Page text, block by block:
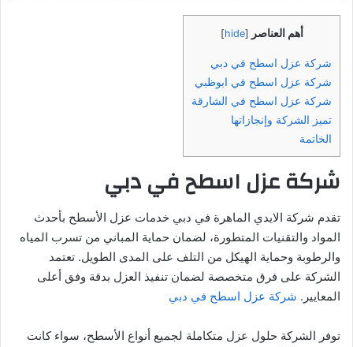
أهم العناصر [
hide
]
شركة عزل اسطح في دبي
شركة عزل اسطح في ابوظبي
شركة عزل اسطح في الشارقة
تميز الشركة وإنجازاتها
الخاتمة
شركة عزل اسطح في دبي
تقدم شركة الايدي الماهرة في دبي خدمات عزل الأسطح بأحدث
المواد والتقنيات المتطورة، لضمان حماية المباني من تسرب المياه
والرطوبة وحماية الهيكل من التلف على المدى الطويل. تعتمد
الشركة على فرق متخصصة لضمان تنفيذ العزل بدقة وفق أعلى
المعايير. شركة عزل اسطح في دبي
توفر الشركة حلول عزل متكاملة لجميع أنواع الأسطح، سواء كانت